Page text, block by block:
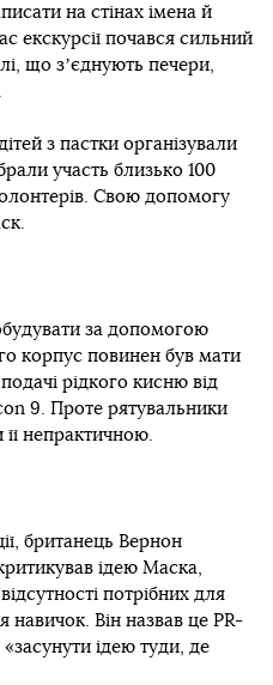
на стінах імена й
екскурсії почався сильний
що зʼєднують печери,
з пастки організували
участь близько 100
Свою допомогу
за допомогою
корпус повинен був мати
рідкого кисню від
9. Проте рятувальники
непрактичною.
британець Вернон
ідею Маска,
потрібних для
навичок. Він назвав це PR-
ідею туди, де